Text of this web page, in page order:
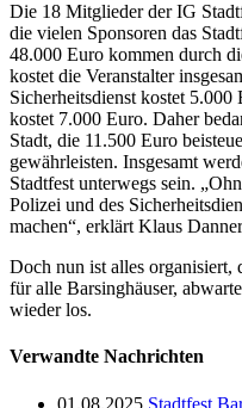
Die 18 Mitglieder der IG
die vielen Sponsoren das
48.000 Euro kommen durch
kostet die Veranstalter
Sicherheitsdienst kostet
kostet 7.000 Euro. Daher
Stadt, die 11.500 Euro
gewährleisten. Insgesamt
Stadtfest unterwegs sein.
Polizei und des
machen“, erklärt Klaus
Doch nun ist alles organisiert,
für alle Barsinghäuser,
wieder los.
Verwandte Nachrichten
01.08.2025 Stadtfest